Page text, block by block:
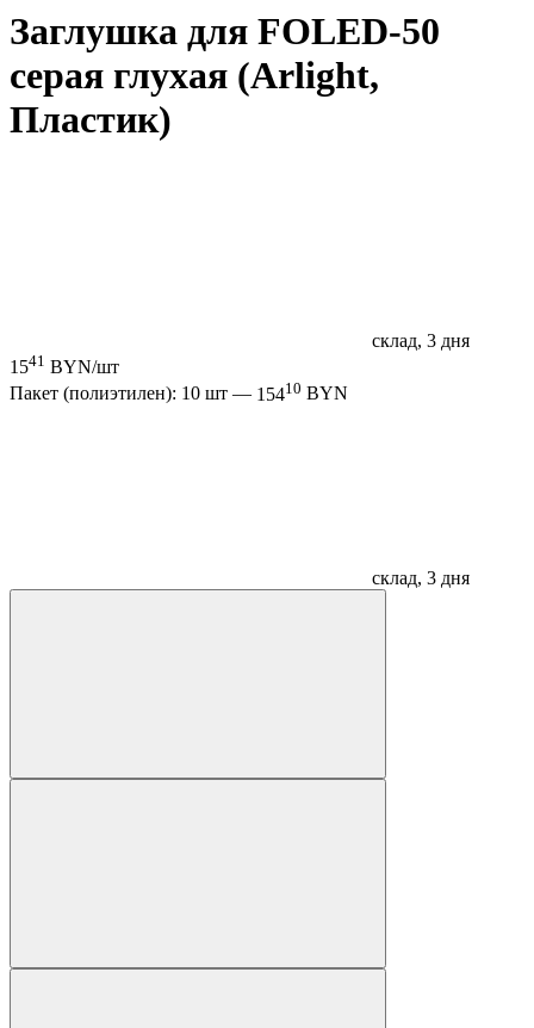
Заглушка для FOLED-50
серая глухая (Arlight,
Пластик)
склад, 3 дня
1541 BYN/шт
Пакет (полиэтилен): 10 шт — 15410 BYN
склад, 3 дня